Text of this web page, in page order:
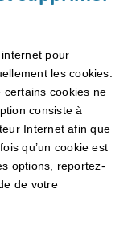
pour
les cookies.
certains cookies ne
consiste à
Internet afin que
qu’un cookie est
options, reportez-
de votre